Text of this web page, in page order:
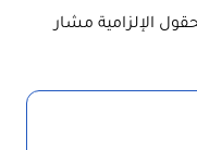
الإلزامية مشار